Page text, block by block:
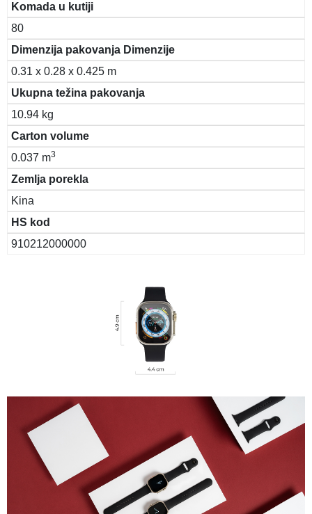
Komada u kutiji
80
Dimenzija pakovanja Dimenzije
0.31 x 0.28 x 0.425 m
Ukupna težina pakovanja
10.94 kg
Carton volume
0.037 m3
Zemlja porekla
Kina
HS kod
910212000000